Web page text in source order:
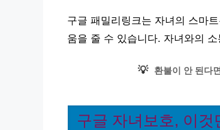
구글 패밀리링크는 자녀의 스마
움을 줄 수 있습니다. 자녀와의
💡 환불이 안 된다
구글 자녀보호, 이것